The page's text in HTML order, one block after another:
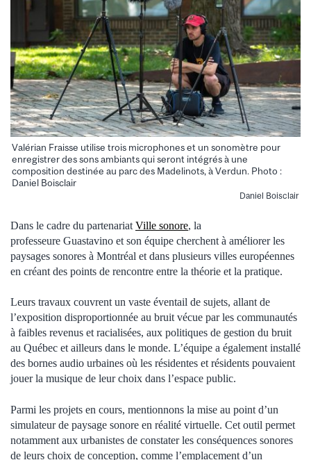
Valérian Fraisse utilise trois microphones et un sonomètre pour
enregistrer des sons ambiants qui seront intégrés à une
composition destinée au parc des Madelinots, à Verdun. Photo :
Daniel Boisclair
Daniel Boisclair
Dans le cadre du partenariat Ville sonore, la
professeure Guastavino et son équipe cherchent à améliorer les
paysages sonores à Montréal et dans plusieurs villes européennes
en créant des points de rencontre entre la théorie et la pratique.
Leurs travaux couvrent un vaste éventail de sujets, allant de
l’exposition disproportionnée au bruit vécue par les communautés
à faibles revenus et racialisées, aux politiques de gestion du bruit
au Québec et ailleurs dans le monde. L’équipe a également installé
des bornes audio urbaines où les résidentes et résidents pouvaient
jouer la musique de leur choix dans l’espace public.
Parmi les projets en cours, mentionnons la mise au point d’un
simulateur de paysage sonore en réalité virtuelle. Cet outil permet
notamment aux urbanistes de constater les conséquences sonores
de leurs choix de conception, comme l’emplacement d’un